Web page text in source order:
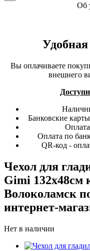
Об
Вы оплачиваете
внешнего
Банковские
Оплата по
QR-код -
Чехол для
Gimi 132х48см
Волоколамск
интернет-
Нет в наличии